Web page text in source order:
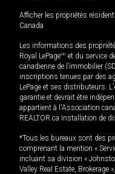
Afficher les propriétés
Canada
Les informations des
Royal LePageMD et du service
canadienne de l’immobilier
inscriptions tenues par des
LePage et ses distributeurs.
garantie et devrait être
appartient à l'Association
REALTOR.ca Installation de
*Tous les bureaux sont des
comprenant la mention «
incluant sa division «
Valley Real Estate, Brokerage